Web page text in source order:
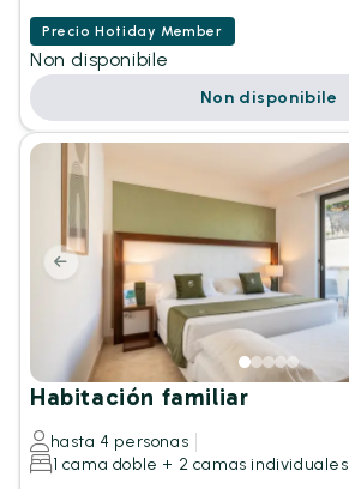
Precio Hotiday Member
Non disponibile
Non disponibile
Habitación familiar
hasta 4 personas
1 cama doble + 2 camas individuales